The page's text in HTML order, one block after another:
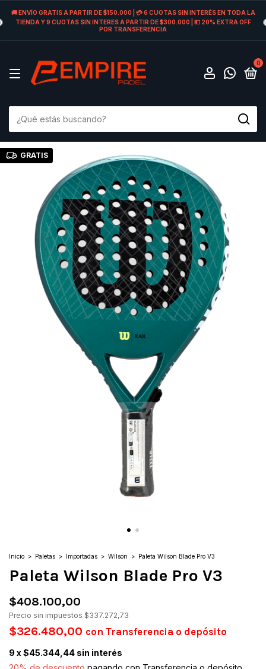
🚚 ENVÍO GRATIS A PARTIR DE $150.000 | 💳 6 CUOTAS SIN INTERÉS EN TODA LA
TIENDA Y 9 CUOTAS SIN INTERES A PARTIR DE $300.000 | 💵 20% EXTRA OFF
POR TRANSFERENCIA
0
GRATIS
Inicio > Paletas > Importadas > Wilson > Paleta Wilson Blade Pro V3
Paleta Wilson Blade Pro V3
$408.100,00
Precio sin impuestos $337.272,73
$326.480,00 con Transferencia o depósito
9 x$45.344,44 sin interés